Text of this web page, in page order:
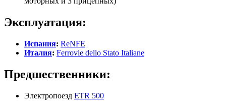
Эксплуатация:
Испания: ReNFE
Италия: Ferrovie dello Stato Italiane
Предшественники:
Электропоезд ETR 500